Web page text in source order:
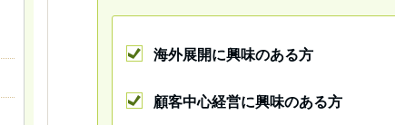
海外展開に興味のある方
顧客中心経営に興味のある方